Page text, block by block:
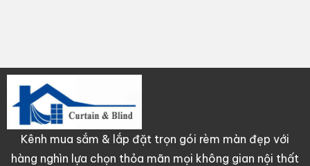
Kênh mua sắm & lắp đặt trọn gói rèm màn đẹp với
hàng nghìn lựa chọn thỏa mãn mọi không gian nội thất